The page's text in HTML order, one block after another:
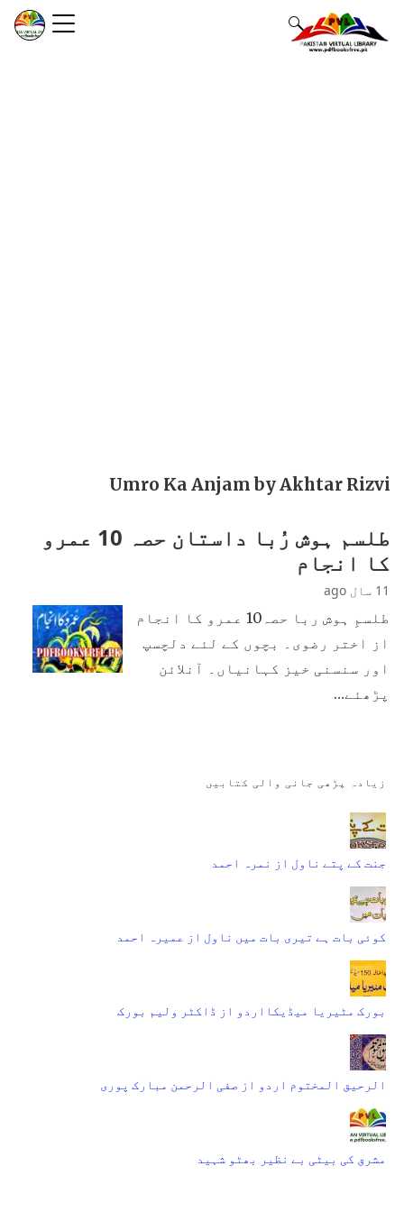
Umro Ka Anjam by Akhtar Rizvi
طلسم ہوش رُبا داستان حصہ 10 عمرو
کا انجام
11 سال ago
طلسمِ ہوش ربا حصہ10 عمرو کا انجام
از اختر رضوی۔ بچوں کے لئے دلچسپ
اور سنسنی خیز کہانیاں۔ آنلائن
پڑھئے…
زیادہ پڑھی جانی والی کتابیں
جنت کے پتے ناول از نمرہ احمد
کوئی بات ہے تیری بات میں ناول از عمیرہ احمد
بورک مٹیریا میڈیکااردو از ڈاکٹر ولیم بورک
الرحیق المختوم اردو از صفی الرحمن مبارک پوری
مشرق کی بیٹی بے نظیر بھٹو شہید